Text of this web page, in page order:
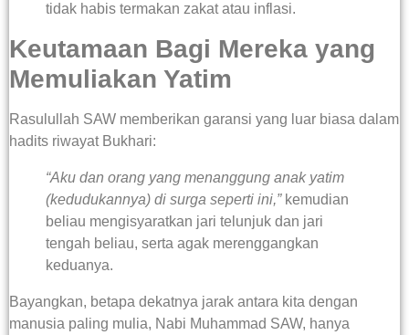
tidak habis termakan zakat atau inflasi.
Keutamaan Bagi Mereka yang
Memuliakan Yatim
Rasulullah SAW memberikan garansi yang luar biasa dalam
hadits riwayat Bukhari:
“Aku dan orang yang menanggung anak yatim
(kedudukannya) di surga seperti ini,”kemudian
beliau mengisyaratkan jari telunjuk dan jari
tengah beliau, serta agak merenggangkan
keduanya.
Bayangkan, betapa dekatnya jarak antara kita dengan
manusia paling mulia, Nabi Muhammad SAW, hanya